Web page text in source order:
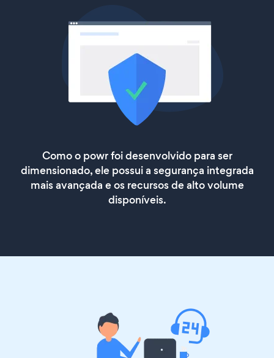
Como o powr foi desenvolvido para ser
dimensionado, ele possui a segurança integrada
mais avançada e os recursos de alto volume
disponíveis.